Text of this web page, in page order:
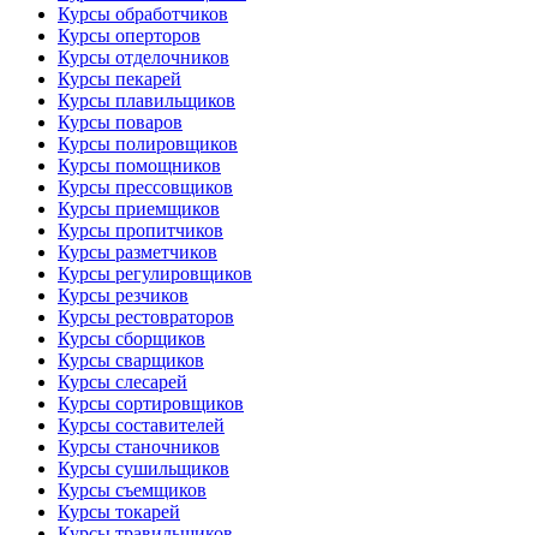
Курсы обработчиков
Курсы оперторов
Курсы отделочников
Курсы пекарей
Курсы плавильщиков
Курсы поваров
Курсы полировщиков
Курсы помощников
Курсы прессовщиков
Курсы приемщиков
Курсы пропитчиков
Курсы разметчиков
Курсы регулировщиков
Курсы резчиков
Курсы рестовраторов
Курсы сборщиков
Курсы сварщиков
Курсы слесарей
Курсы сортировщиков
Курсы составителей
Курсы станочников
Курсы сушильщиков
Курсы съемщиков
Курсы токарей